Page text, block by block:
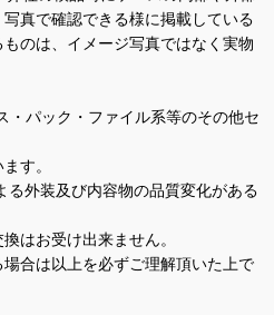
真で確認できる様に掲載している
のは、イメージ写真ではなく実物
・パック・ファイル系等のその他セ
す。
る外装及び内容物の品質変化がある
はお受け出来ません。
合は以上を必ずご理解頂いた上で